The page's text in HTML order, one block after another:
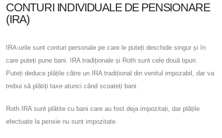
CONTURI INDIVIDUALE DE PENSIONARE
(IRA)
IRA-urile sunt conturi personale pe care le puteți deschide singur și în
care puteți pune bani. IRA tradiționale și Roth sunt cele două tipuri.
Puteți deduce plățile către un IRA tradițional din venitul impozabil, dar va
trebui să plătiți taxe atunci când scoateți bani.
Roth IRA sunt plătite cu bani care au fost deja impozitați, dar plățile
efectuate la pensie nu sunt impozitate.